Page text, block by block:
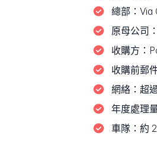
總部： Via
原母公司：
收購方：
收購前郵
網絡： 超
年度處理
車隊： 約